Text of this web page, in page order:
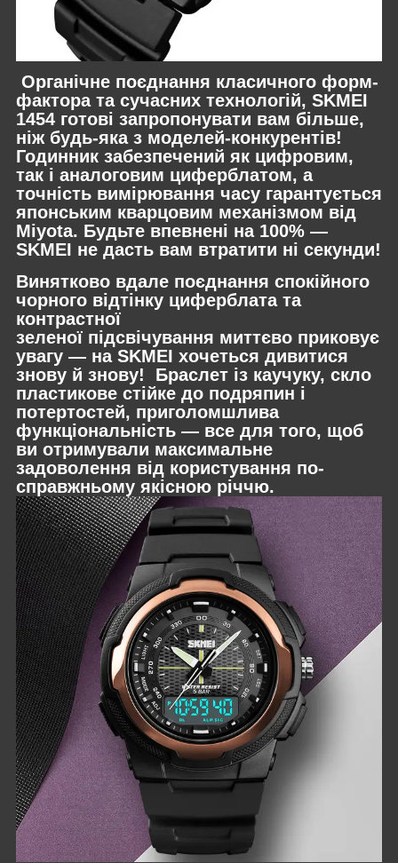
Органічне поєднання класичного форм-
фактора та сучасних технологій, SKMEI
1454 готові запропонувати вам більше,
ніж будь-яка з моделей-конкурентів!
Годинник забезпечений як цифровим,
так і аналоговим циферблатом, а
точність вимірювання часу гарантується
японським кварцовим механізмом від
Miyota. Будьте впевнені на 100% —
SKMEI не дасть вам втратити ні секунди!
Винятково вдале поєднання спокійного
чорного відтінку циферблата та
контрастної
зеленої підсвічування миттєво приковує
увагу — на SKMEI хочеться дивитися
знову й знову! Браслет із каучуку, скло
пластикове стійке до подряпин і
потертостей, приголомшлива
функціональність — все для того, щоб
ви отримували максимальне
задоволення від користування по-
справжньому якісною річчю.